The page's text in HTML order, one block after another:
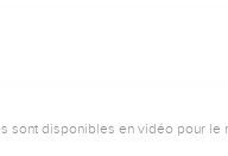
sont disponibles en vidéo pour le